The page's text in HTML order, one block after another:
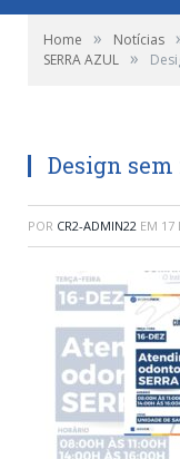
Home » Notícias
SERRA AZUL »
Design
POR CR2-ADMIN22 EM 17